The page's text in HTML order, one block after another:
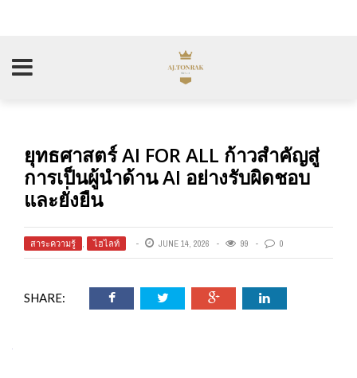
ยุทธศาสตร์ AI FOR ALL ก้าวสำคัญสู่
การเป็นผู้นำด้าน AI อย่างรับผิดชอบ
และยั่งยืน
สาระความรู้ , ไฮไลท์ JUNE 14, 2026 99 0
SHARE: